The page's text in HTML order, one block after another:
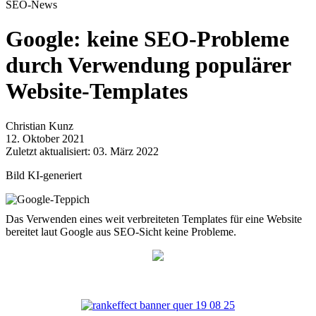
SEO-News
Google: keine SEO-Probleme
durch Verwendung populärer
Website-Templates
Christian Kunz
12. Oktober 2021
Zuletzt aktualisiert: 03. März 2022
Bild KI-generiert
Das Verwenden eines weit verbreiteten Templates für eine Website
bereitet laut Google aus SEO-Sicht keine Probleme.